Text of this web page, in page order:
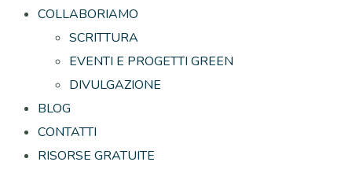
COLLABORIAMO
SCRITTURA
EVENTI E PROGETTI GREEN
DIVULGAZIONE
BLOG
CONTATTI
RISORSE GRATUITE